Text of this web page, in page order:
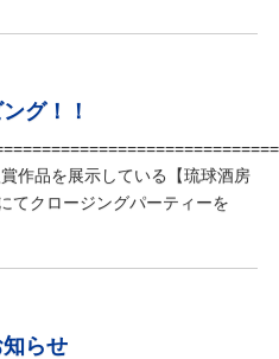
グ！！
作品を展示している【琉球酒房
てクロージングパーティーを
知らせ